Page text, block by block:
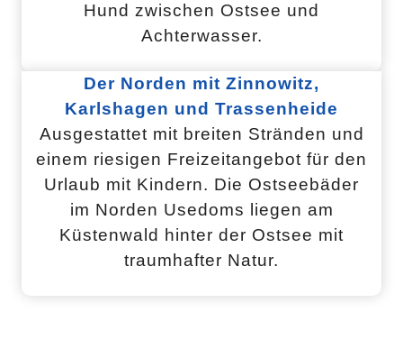
Hund zwischen Ostsee und
Achterwasser.
Der Norden mit Zinnowitz,
Karlshagen und Trassenheide
Ausgestattet mit breiten Stränden und
einem riesigen Freizeitangebot für den
Urlaub mit Kindern. Die Ostseebäder
im Norden Usedoms liegen am
Küstenwald hinter der Ostsee mit
traumhafter Natur.